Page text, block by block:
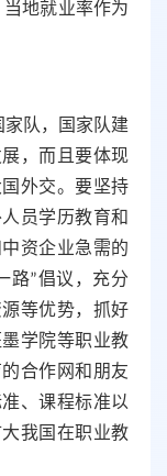
地就业率作为
家队，国家队建
，而且要体现
外交。要坚持
员学历教育和
资企业急需的
路”倡议，充分
等优势，抓好
学院等职业教
合作网和朋友
、课程标准以
我国在职业教